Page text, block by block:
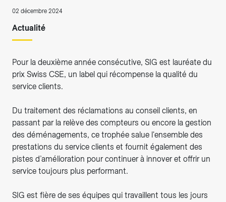
02 décembre 2024
Actualité
Pour la deuxième année consécutive, SIG est lauréate du
prix Swiss CSE, un label qui récompense la qualité du
service clients.
Du traitement des réclamations au conseil clients, en
passant par la relève des compteurs ou encore la gestion
des déménagements, ce trophée salue l'ensemble des
prestations du service clients et fournit également des
pistes d’amélioration pour continuer à innover et offrir un
service toujours plus performant.
SIG est fière de ses équipes qui travaillent tous les jours